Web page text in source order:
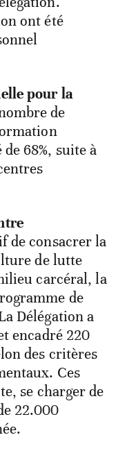
ont été
pour la
de
68%, suite à
de consacrer la
de lutte
carcéral, la
de
Délégation a
encadré 220
des critères
Ces
se charger de
22.000